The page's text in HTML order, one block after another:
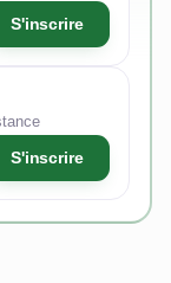
S'inscrire
S'inscrire